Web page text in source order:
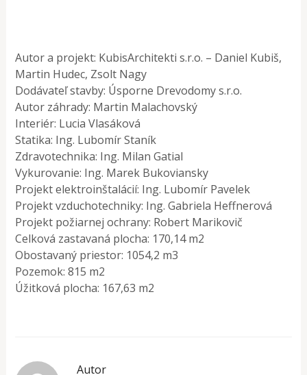
Autor a projekt: KubisArchitekti s.r.o. – Daniel Kubiš,
Martin Hudec, Zsolt Nagy
Dodávateľ stavby: Úsporne Drevodomy s.r.o.
Autor záhrady: Martin Malachovský
Interiér: Lucia Vlasáková
Statika: Ing. Lubomír Staník
Zdravotechnika: Ing. Milan Gatial
Vykurovanie: Ing. Marek Bukoviansky
Projekt elektroinštalácií: Ing. Lubomír Pavelek
Projekt vzduchotechniky: Ing. Gabriela Heffnerová
Projekt požiarnej ochrany: Robert Marikovič
Celková zastavaná plocha: 170,14 m2
Obostavaný priestor: 1054,2 m3
Pozemok: 815 m2
Úžitková plocha: 167,63 m2
Autor